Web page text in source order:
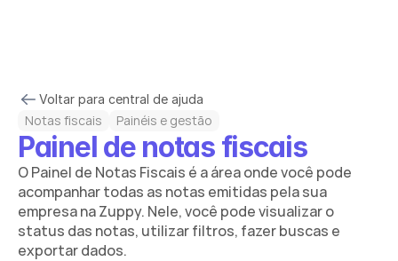
Voltar para central de ajuda
Notas fiscais Painéis e gestão
Painel de notas fiscais
O Painel de Notas Fiscais é a área onde você pode
acompanhar todas as notas emitidas pela sua
empresa na Zuppy. Nele, você pode visualizar o
status das notas, utilizar filtros, fazer buscas e
exportar dados.